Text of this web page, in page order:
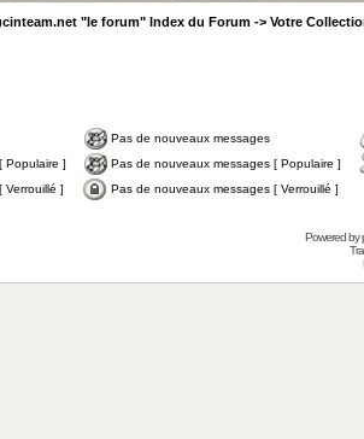
"le forum" Index du Forum -> Votre
Pas de nouveaux messages
Populaire ]
Pas de nouveaux messages [ Populaire ]
Verrouillé ]
Pas de nouveaux messages [ Verrouillé ]
Powered by